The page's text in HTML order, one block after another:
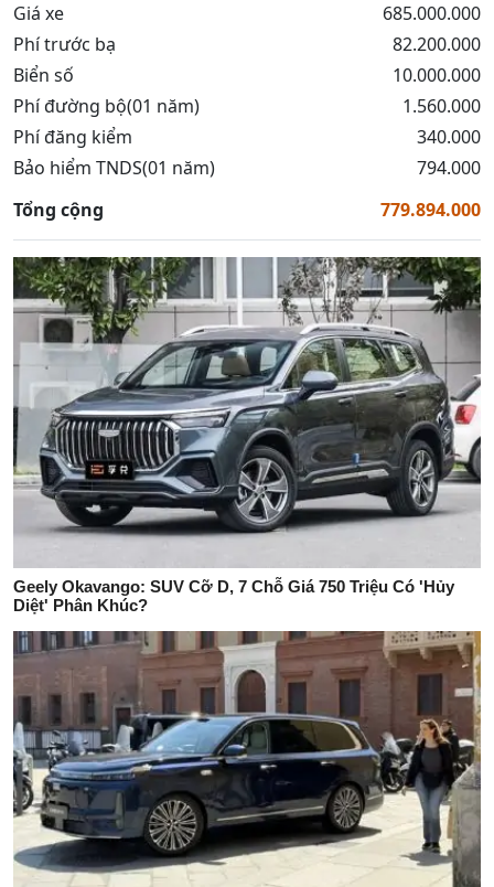
Giá xe
685.000.000
Phí trước bạ
82.200.000
Biển số
10.000.000
Phí đường bộ(01 năm)
1.560.000
Phí đăng kiểm
340.000
Bảo hiểm TNDS(01 năm)
794.000
Tổng cộng
779.894.000
Geely Okavango: SUV Cỡ D, 7 Chỗ Giá 750 Triệu Có 'Hủy
Diệt' Phân Khúc?